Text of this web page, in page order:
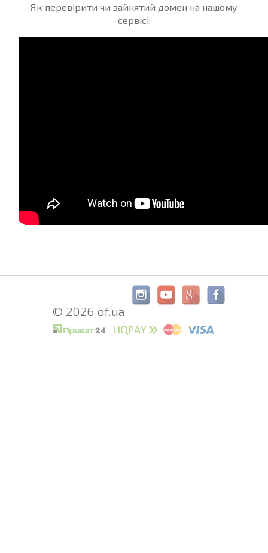
Як перевірити чи зайнятий домен на нашому
сервісі:
© 2026 of.ua